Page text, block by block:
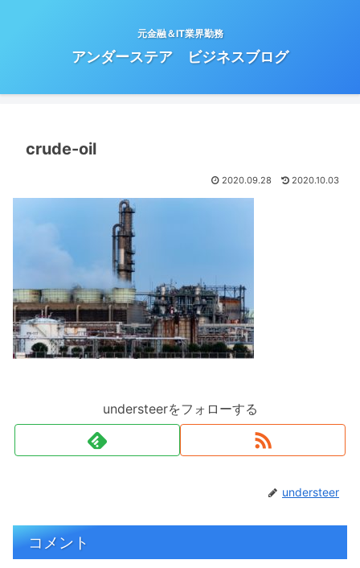
元金融＆IT業界勤務
アンダーステア ビジネスブログ
crude-oil
2020.09.28 2020.10.03
understeerをフォローする
understeer
コメント